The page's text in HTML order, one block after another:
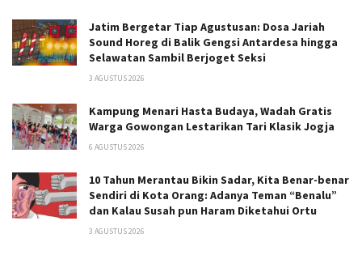
Jatim Bergetar Tiap Agustusan: Dosa Jariah
Sound Horeg di Balik Gengsi Antardesa hingga
Selawatan Sambil Berjoget Seksi
3 AGUSTUS 2026
Kampung Menari Hasta Budaya, Wadah Gratis
Warga Gowongan Lestarikan Tari Klasik Jogja
6 AGUSTUS 2026
10 Tahun Merantau Bikin Sadar, Kita Benar-benar
Sendiri di Kota Orang: Adanya Teman “Benalu”
dan Kalau Susah pun Haram Diketahui Ortu
3 AGUSTUS 2026